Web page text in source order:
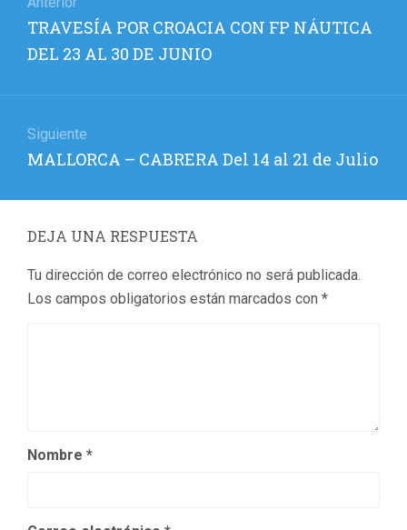
de
entradas
Entrada
anterior:
TRAVESÍA POR CROACIA CON FP NÁUTICA
DEL 23 AL 30 DE JUNIO
Siguiente
Entrada
MALLORCA – CABRERA Del 14 al 21 de Julio
DEJA UNA RESPUESTA
Tu dirección de correo electrónico no será publicada.
Los campos obligatorios están marcados con *
Nombre *